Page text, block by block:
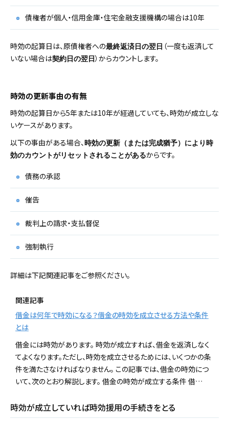
債権者が個人・信用金庫・住宅金融支援機構の場合は10年
時効の起算日は、原債権者への最終返済日の翌日 （一度も返済して
いない場合は契約日の翌日 ）からカウントします。
時効の更新事由の有無
時効の起算日から5年または10年が経過していても、時効が成立しな
いケースがあります。
以下の事由がある場合、 時効の更新（または完成猶予）により時
効のカウントがリセットされることがあるからです。
債務の承認
催告
裁判上の請求・支払督促
強制執行
詳細は下記関連記事をご参照ください。
関連記事
借金は何年で時効になる？借金の時効を成立させる方法や条件
とは
借金には時効があります。 時効が成立すれば、借金を返済しなく
てよくなります。ただし、時効を成立させるためには、いくつかの条
件を満たさなければなりません。 この記事では、借金の時効につ
いて、次のとおり解説します。 借金の時効が成立する条件 借…
時効が成立していれば時効援用の手続きをとる